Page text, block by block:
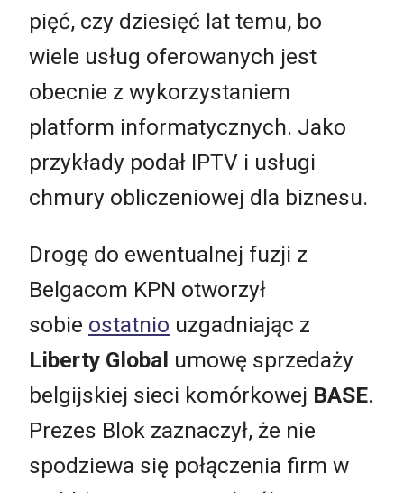
pięć, czy dziesięć lat temu, bo
wiele usług oferowanych jest
obecnie z wykorzystaniem
platform informatycznych. Jako
przykłady podał IPTV i usługi
chmury obliczeniowej dla biznesu.
Drogę do ewentualnej fuzji z
Belgacom KPN otworzył
sobie ostatnio uzgadniając z
Liberty Global umowę sprzedaży
belgijskiej sieci komórkowej BASE.
Prezes Blok zaznaczył, że nie
spodziewa się połączenia firm w